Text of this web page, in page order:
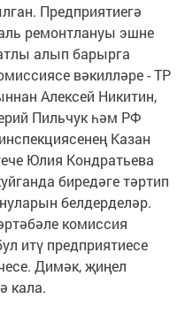
Предприятиегә
ремонтлануы эшне
алып барырга
вәкилләре - ТР
Алексей Никитин,
Пильчук һәм РФ
Казан
Юлия Кондратьева
биредәге тәртип
белдерделәр.
комиссия
итү предприятиесе
Димәк, җиңел
кала.